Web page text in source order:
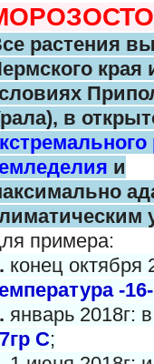
растения
края
в
и
примера:
конец октября
-
январь 2018г:
С;